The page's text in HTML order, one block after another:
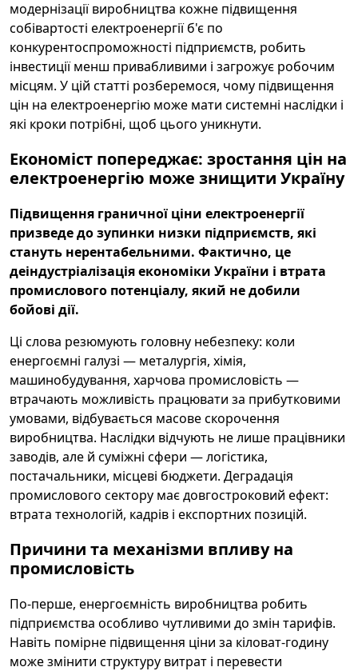
модернізації виробництва кожне підвищення
собівартості електроенергії б'є по
конкурентоспроможності підприємств, робить
інвестиції менш привабливими і загрожує робочим
місцям. У цій статті розберемося, чому підвищення
цін на електроенергію може мати системні наслідки і
які кроки потрібні, щоб цього уникнути.
Економіст попереджає: зростання цін на
електроенергію може знищити Україну
Підвищення граничної ціни електроенергії
призведе до зупинки низки підприємств, які
стануть нерентабельними. Фактично, це
деіндустріалізація економіки України і втрата
промислового потенціалу, який не добили
бойові дії.
Ці слова резюмують головну небезпеку: коли
енергоємні галузі — металургія, хімія,
машинобудування, харчова промисловість —
втрачають можливість працювати за прибутковими
умовами, відбувається масове скорочення
виробництва. Наслідки відчують не лише працівники
заводів, але й суміжні сфери — логістика,
постачальники, місцеві бюджети. Деградація
промислового сектору має довгостроковий ефект:
втрата технологій, кадрів і експортних позицій.
Причини та механізми впливу на
промисловість
По-перше, енергоємність виробництва робить
підприємства особливо чутливими до змін тарифів.
Навіть помірне підвищення ціни за кіловат-годину
може змінити структуру витрат і перевести